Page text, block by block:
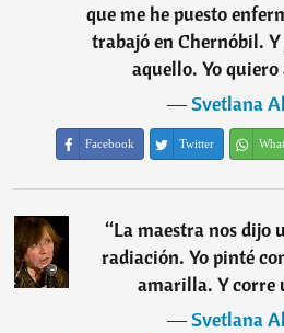
que me he puesto
trabajó en Chernóbil. Y
aquello. Yo
―Svetlana
Facebook Twitter
“La maestra nos dijo
radiación. Yo pinté
amarilla. Y corre
―Svetlana